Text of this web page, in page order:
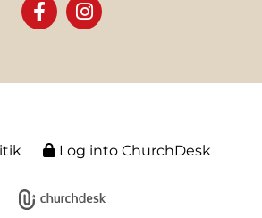
Log into ChurchDesk